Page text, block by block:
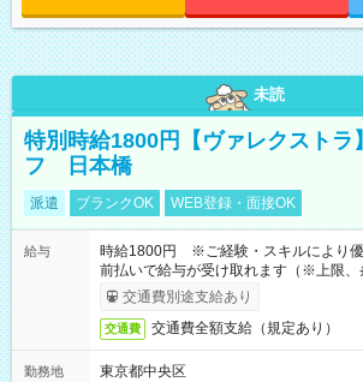
未読
特別時給1800円【ヴァレクストラ
フ 日本橋
派遣 ブランクOK WEB登録・面接OK
給与
時給1800円 ※ご経験・スキルにより優
前払いで給与が受け取れます（※上限、
交通費別途支給あり
交通費 交通費全額支給（規定あり）
勤務地
東京都中央区